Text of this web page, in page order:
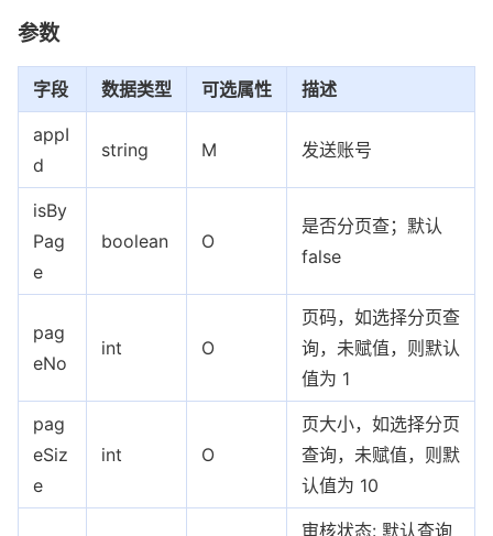
参数
字段 数据类型 可选属性 描述
appI
d
string M 发送账号
isBy
Pag
e
boolean O
是否分页查；默认
false
pag
eNo
int O
页码，如选择分页查
询，未赋值，则默认
值为 1
pag
eSiz
e
int O
页大小，如选择分页
查询，未赋值，则默
认值为 10
审核状态: 默认查询